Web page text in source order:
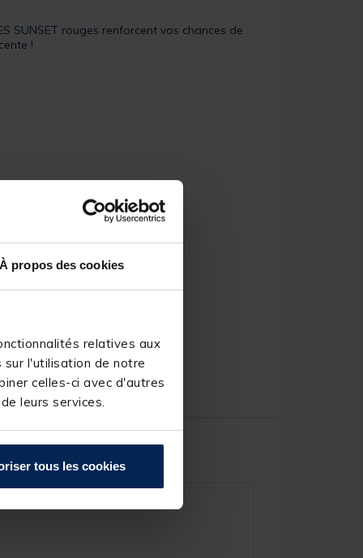
À propos des cookies
relatives aux
l'utilisation de notre
celles-ci avec d'autres
leurs services.
tous les cookies
SUNSET rouges renforcent vos chances de
!